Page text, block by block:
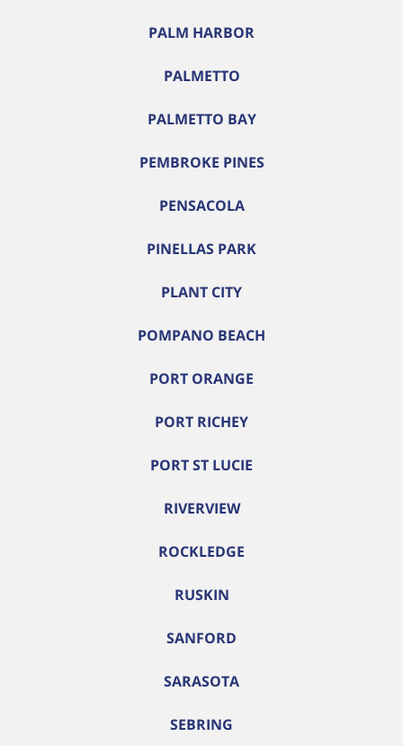
PALM HARBOR
PALMETTO
PALMETTO BAY
PEMBROKE PINES
PENSACOLA
PINELLAS PARK
PLANT CITY
POMPANO BEACH
PORT ORANGE
PORT RICHEY
PORT ST LUCIE
RIVERVIEW
ROCKLEDGE
RUSKIN
SANFORD
SARASOTA
SEBRING